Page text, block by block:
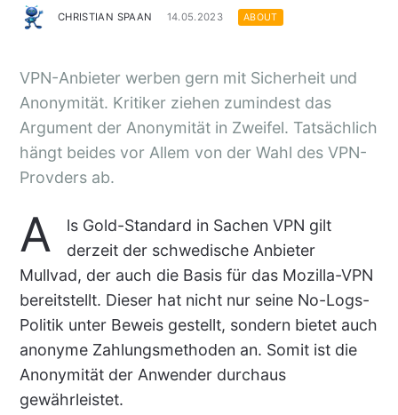
CHRISTIAN SPAAN 14.05.2023 ABOUT
VPN-Anbieter werben gern mit Sicherheit und
Anonymität. Kritiker ziehen zumindest das
Argument der Anonymität in Zweifel. Tatsächlich
hängt beides vor Allem von der Wahl des VPN-
Provders ab.
A
ls Gold-Standard in Sachen VPN gilt
derzeit der schwedische Anbieter
Mullvad, der auch die Basis für das Mozilla-VPN
bereitstellt. Dieser hat nicht nur seine No-Logs-
Politik unter Beweis gestellt, sondern bietet auch
anonyme Zahlungsmethoden an. Somit ist die
Anonymität der Anwender durchaus
gewährleistet.